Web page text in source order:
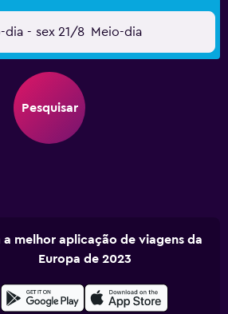
dia - sex 21/8 Meio-dia
Pesquisar
a melhor aplicação de viagens da
Europa de 2023